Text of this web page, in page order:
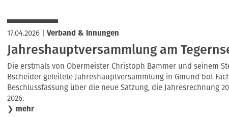
17.04.2026| Verband & Innungen
Jahreshauptversammlung am
Die erstmals von Obermeister Christoph Bammer und seinem
Bscheider geleitete Jahreshauptversammlung in Gmund bot
Beschlussfassung über die neue Satzung, die Jahresrechnung
2026.
❯ mehr